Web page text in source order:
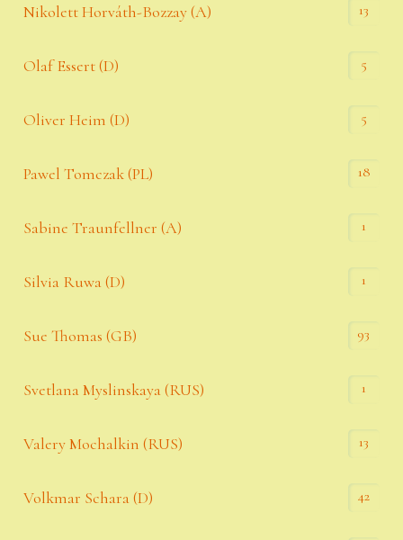
Nikolett Horváth-Bozzay (A) 13
Olaf Essert (D) 5
Oliver Heim (D) 5
Pawel Tomczak (PL) 18
Sabine Traunfellner (A) 1
Silvia Ruwa (D) 1
Sue Thomas (GB) 93
Svetlana Myslinskaya (RUS) 1
Valery Mochalkin (RUS) 13
Volkmar Schara (D) 42